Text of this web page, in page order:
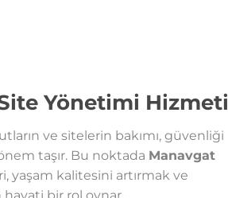
Yönetimi Hizmeti
ve sitelerin bakımı, güvenliği
taşır. Bu noktada Manavgat
yaşam kalitesini artırmak ve